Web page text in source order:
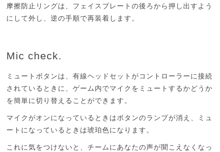
摩擦防止リングは、フェイスプレートの後ろから押し出すよう
にして外し、逆の手順で再装着します。
Mic check.
ミュートボタンは、有線ヘッドセットがコントローラーに接続
されているときに、ゲーム内でマイクをミュートするかどうか
を簡単に切り替えることができます。
マイクがオンになっているときはボタンのランプが消え、ミュ
ートになっているときは琥珀色になります。
これに気をつけないと、チームにあなたの声が聞こえなくなっ